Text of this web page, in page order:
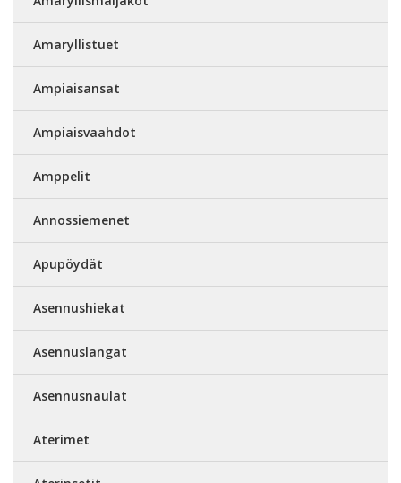
Amaryllistuet
Ampiaisansat
Ampiaisvaahdot
Amppelit
Annossiemenet
Apupöydät
Asennushiekat
Asennuslangat
Asennusnaulat
Aterimet